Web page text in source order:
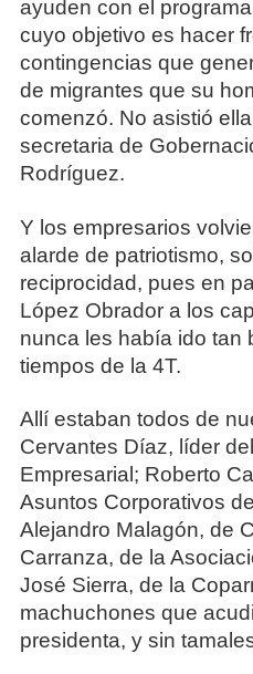
ayuden con el
cuyo objetivo es hacer
contingencias que
de migrantes que su
comenzó. No asistió
secretaria de
Rodríguez.
Y los empresarios
alarde de patriotismo,
reciprocidad, pues en
López Obrador a los
nunca les había ido tan
tiempos de la 4T.
Allí estaban todos de
Cervantes Díaz, líder
Empresarial; Roberto
Asuntos Corporativos
Alejandro Malagón, de
Carranza, de la
José Sierra, de la
machuchones que
presidenta, y sin